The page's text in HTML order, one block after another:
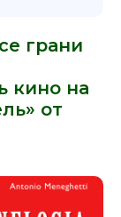
грани
кино на
от